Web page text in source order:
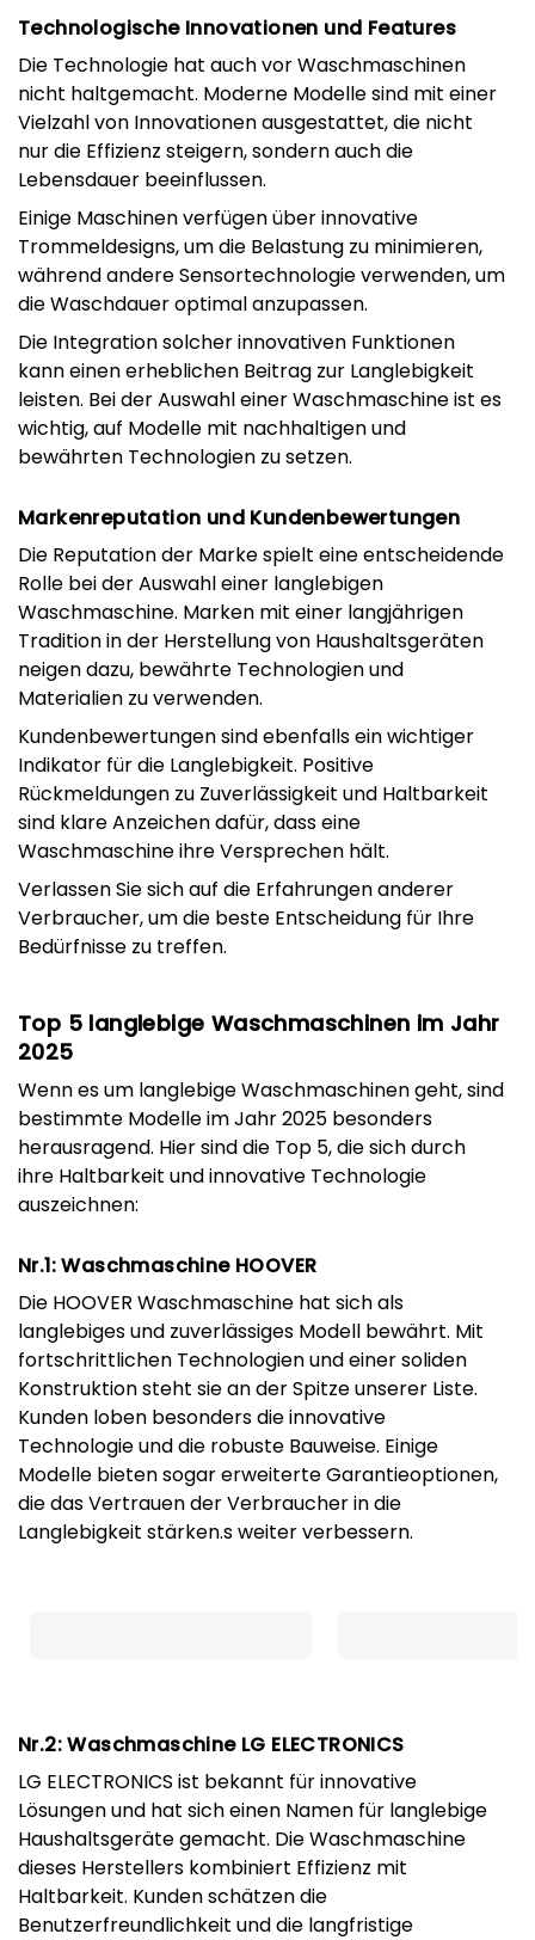
Technologische Innovationen und Features
Die Technologie hat auch vor Waschmaschinen
nicht haltgemacht. Moderne Modelle sind mit einer
Vielzahl von Innovationen ausgestattet, die nicht
nur die Effizienz steigern, sondern auch die
Lebensdauer beeinflussen.
Einige Maschinen verfügen über innovative
Trommeldesigns, um die Belastung zu minimieren,
während andere Sensortechnologie verwenden, um
die Waschdauer optimal anzupassen.
Die Integration solcher innovativen Funktionen
kann einen erheblichen Beitrag zur Langlebigkeit
leisten. Bei der Auswahl einer Waschmaschine ist es
wichtig, auf Modelle mit nachhaltigen und
bewährten Technologien zu setzen.
Markenreputation und Kundenbewertungen
Die Reputation der Marke spielt eine entscheidende
Rolle bei der Auswahl einer langlebigen
Waschmaschine. Marken mit einer langjährigen
Tradition in der Herstellung von Haushaltsgeräten
neigen dazu, bewährte Technologien und
Materialien zu verwenden.
Kundenbewertungen sind ebenfalls ein wichtiger
Indikator für die Langlebigkeit. Positive
Rückmeldungen zu Zuverlässigkeit und Haltbarkeit
sind klare Anzeichen dafür, dass eine
Waschmaschine ihre Versprechen hält.
Verlassen Sie sich auf die Erfahrungen anderer
Verbraucher, um die beste Entscheidung für Ihre
Bedürfnisse zu treffen.
Top 5 langlebige Waschmaschinen im Jahr
2025
Wenn es um langlebige Waschmaschinen geht, sind
bestimmte Modelle im Jahr 2025 besonders
herausragend. Hier sind die Top 5, die sich durch
ihre Haltbarkeit und innovative Technologie
auszeichnen:
Nr.1: Waschmaschine HOOVER
Die HOOVER Waschmaschine hat sich als
langlebiges und zuverlässiges Modell bewährt. Mit
fortschrittlichen Technologien und einer soliden
Konstruktion steht sie an der Spitze unserer Liste.
Kunden loben besonders die innovative
Technologie und die robuste Bauweise. Einige
Modelle bieten sogar erweiterte Garantieoptionen,
die das Vertrauen der Verbraucher in die
Langlebigkeit stärken.s weiter verbessern.
Nr.2: Waschmaschine LG ELECTRONICS
LG ELECTRONICS ist bekannt für innovative
Lösungen und hat sich einen Namen für langlebige
Haushaltsgeräte gemacht. Die Waschmaschine
dieses Herstellers kombiniert Effizienz mit
Haltbarkeit. Kunden schätzen die
Benutzerfreundlichkeit und die langfristige